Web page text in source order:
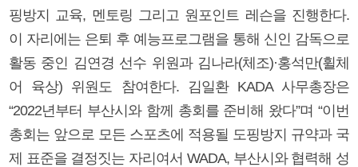
핑방지 교육, 멘토링 그리고 원포인트 레슨을 진행한다.
이 자리에는 은퇴 후 예능프로그램을 통해 신인 감독으로
활동 중인 김연경 선수 위원과 김나라(체조)·홍석만(휠체
어 육상) 위원도 참여한다. 김일환 KADA 사무총장은
“2022년부터 부산시와 함께 총회를 준비해 왔다”며 “이번
총회는 앞으로 모든 스포츠에 적용될 도핑방지 규약과 국
제 표준을 결정짓는 자리여서 WADA, 부산시와 협력해 성